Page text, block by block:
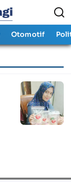
Otomotif